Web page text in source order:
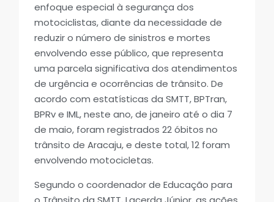
enfoque especial à segurança dos
motociclistas, diante da necessidade de
reduzir o número de sinistros e mortes
envolvendo esse público, que representa
uma parcela significativa dos atendimentos
de urgência e ocorrências de trânsito. De
acordo com estatísticas da SMTT, BPTran,
BPRv e IML, neste ano, de janeiro até o dia 7
de maio, foram registrados 22 óbitos no
trânsito de Aracaju, e deste total, 12 foram
envolvendo motocicletas.
Segundo o coordenador de Educação para